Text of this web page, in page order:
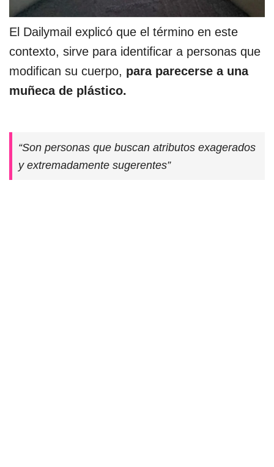
El Dailymail explicó que el término en este
contexto, sirve para identificar a personas que
modifican su cuerpo, para parecerse a una
muñeca de plástico.
“Son personas que buscan atributos exagerados
y extremadamente sugerentes”